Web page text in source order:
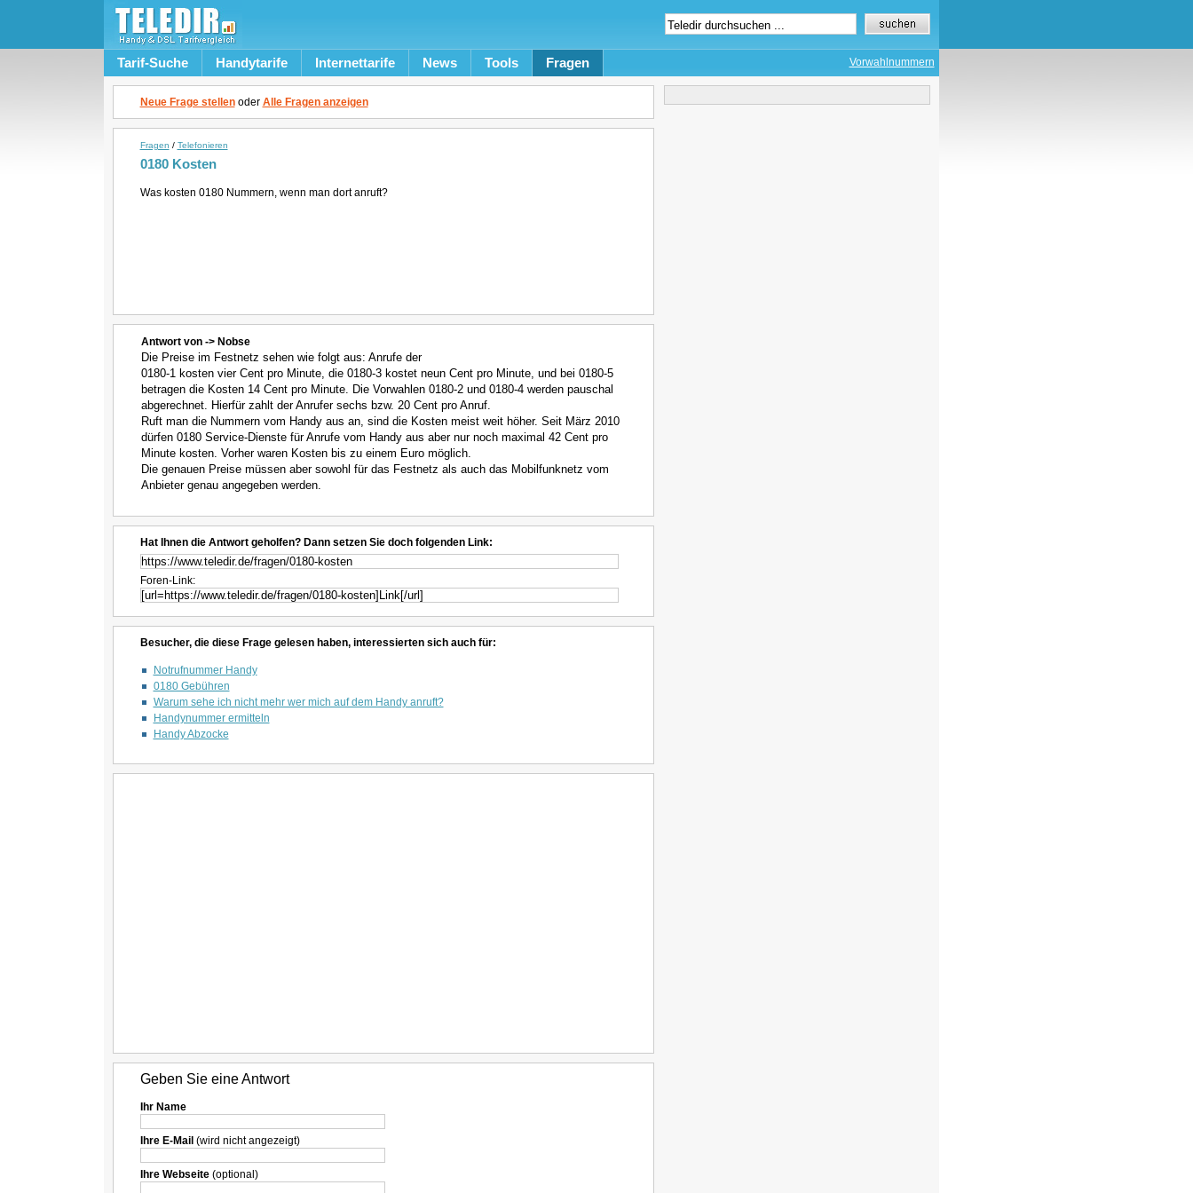
Tarif-Suche Handytarife Internettarife News Tools Fragen Vorwahlnummern
Neue Frage stellenoder Alle Fragen anzeigen
Fragen / Telefonieren
0180 Kosten
Was kosten 0180 Nummern, wenn man dort anruft?
Antwort von -> Nobse
Die Preise im Festnetz sehen wie folgt aus: Anrufe der
0180-1 kosten vier Cent pro Minute, die 0180-3 kostet neun Cent pro Minute, und bei 0180-5
betragen die Kosten 14 Cent pro Minute. Die Vorwahlen 0180-2 und 0180-4 werden pauschal
abgerechnet. Hierfür zahlt der Anrufer sechs bzw. 20 Cent pro Anruf.
Ruft man die Nummern vom Handy aus an, sind die Kosten meist weit höher. Seit März 2010
dürfen 0180 Service-Dienste für Anrufe vom Handy aus aber nur noch maximal 42 Cent pro
Minute kosten. Vorher waren Kosten bis zu einem Euro möglich.
Die genauen Preise müssen aber sowohl für das Festnetz als auch das Mobilfunknetz vom
Anbieter genau angegeben werden.
Hat Ihnen die Antwort geholfen? Dann setzen Sie doch folgenden Link:
Foren-Link:
Besucher, die diese Frage gelesen haben, interessierten sich auch für:
Notrufnummer Handy
0180 Gebühren
Warum sehe ich nicht mehr wer mich auf dem Handy anruft?
Handynummer ermitteln
Handy Abzocke
Geben Sie eine Antwort
Ihr Name
Ihre E-Mail (wird nicht angezeigt)
Ihre Webseite(optional)